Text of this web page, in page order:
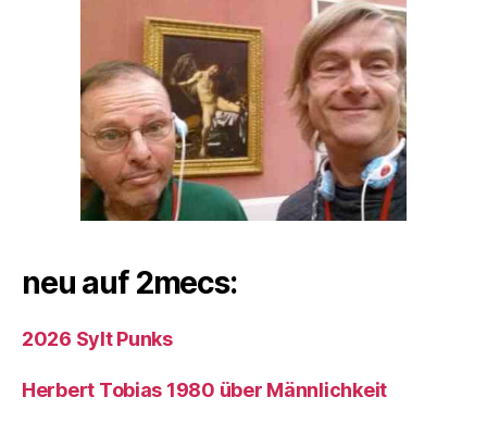
neu auf 2mecs:
2026 Sylt Punks
Herbert Tobias 1980 über Männlichkeit